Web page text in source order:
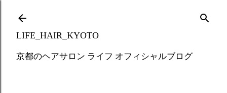
LIFE_HAIR_KYOTO
京都のヘアサロン ライフ オフィシャルブログ